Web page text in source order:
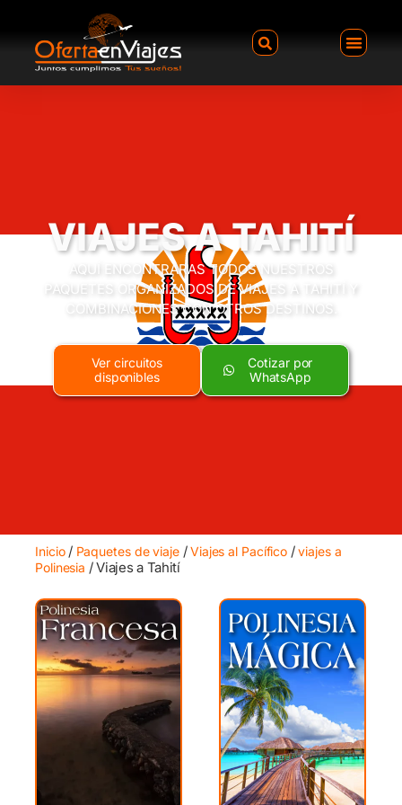
VIAJES A TAHITÍ
AQUÍ ENCONTRARAS TODOS NUESTROS
PAQUETES ORGANIZADOS DE VIAJES A TAHITÍ Y
COMBINACIONES CON OTROS DESTINOS.
Ver circuitos
disponibles
Cotizar por
WhatsApp
Inicio/ Paquetes de viaje/Viajes al Pacífico /viajes a
Polinesia / Viajes a Tahití